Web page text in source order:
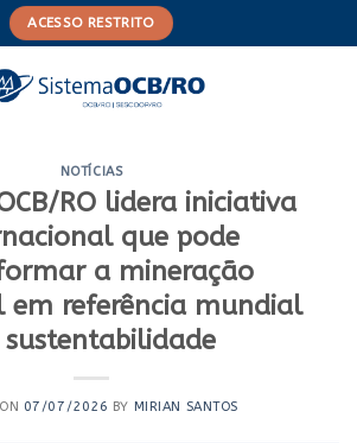
ACESSO RESTRITO
NOTÍCIAS
RO lidera iniciativa
que pode
a mineração
em referência mundial
sustentabilidade
07/07/2026 BY MIRIAN SANTOS